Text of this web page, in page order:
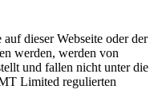
dieser Webseite oder der
werden, werden von
und fallen nicht unter die
Limited regulierten